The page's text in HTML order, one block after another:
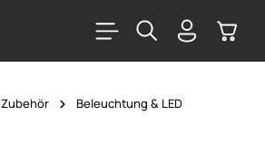
Zubehör Beleuchtung & LED